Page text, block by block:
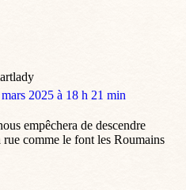
2025 à 18 h 21 min
empêchera de descendre
rue comme le font les Roumains